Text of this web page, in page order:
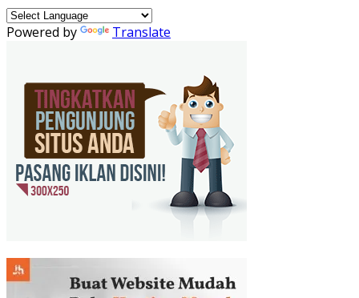
Powered by Translate